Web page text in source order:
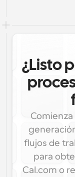
¿Listo
flujos de
para
Cal.com o